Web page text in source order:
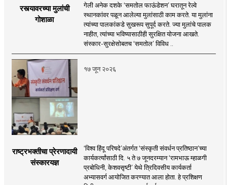
रस्त्यावरच्या मुलांची
गोशाळा
गेली अनेक दशके ‘समतोल फाऊंडेशन’ घरातून रेल्वे
स्थानकांवर पळून आलेल्या मुलांसाठी काम करते. या मुलांना
त्यांच्या पालकांकडे सुखरूप सुपूर्द करते. ज्या मुलांचे पालक
नाहीत, त्यांच्या भविष्यासाठीही सुरक्षित योजना आखते.
संस्कार-सुरक्षेसोबतच ‘समतोल’ विविध ..
१७ जून २०२६
राष्ट्रभक्तीचा प्रेरणादायी
संस्कारयज्ञ
‘विश्व हिंदू परिषदे’अंतर्गत ‘संस्कृती संवर्धन प्रतिष्ठान’च्या
कार्यकर्त्यांसाठी दि. ५ ते ७ जूनदरम्यान ‘रामभाऊ म्हाळगी
प्रबोधिनी, केशवसृष्टी’ येथे त्रिदिवसीय कार्यकर्ता
अभ्यासवर्ग आयोजित करण्यात आला होता. हे प्रशिक्षण